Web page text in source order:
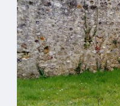
Visuel